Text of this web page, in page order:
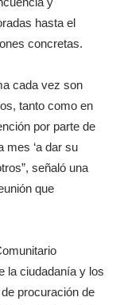
hasta el
concretas.
cada vez son
tanto como en
por parte de
mes ‘a dar su
señaló una
que
la ciudadanía y los
procuración de